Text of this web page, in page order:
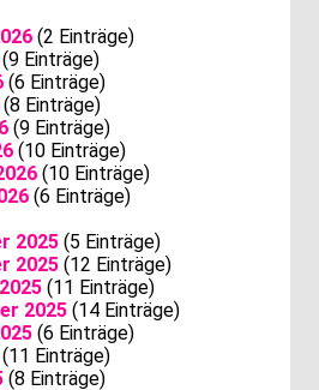
(2 Einträge)
(9 Einträge)
(6 Einträge)
(8 Einträge)
(9 Einträge)
(10 Einträge)
(10 Einträge)
(6 Einträge)
2025 (5 Einträge)
2025 (12 Einträge)
(11 Einträge)
2025 (14 Einträge)
(6 Einträge)
(11 Einträge)
(8 Einträge)